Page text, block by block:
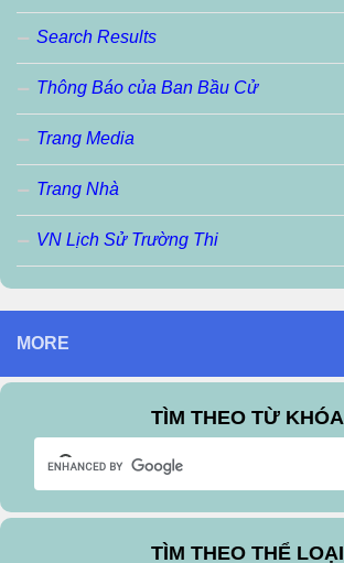
Search Results
Thông Báo của Ban Bầu Cử
Trang Media
Trang Nhà
VN Lịch Sử Trường Thi
MORE
TÌM THEO TỪ KHÓA
TÌM THEO THỂ LOẠI